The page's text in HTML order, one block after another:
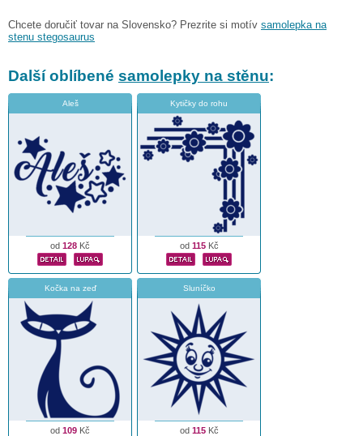
Chcete doručiť tovar na Slovensko? Prezrite si motív samolepka na
stenu stegosaurus
Další oblíbené samolepky na stěnu:
Aleš
od 128 Kč
Kytičky do rohu
od 115Kč
Kočka na zeď
od 109 Kč
Sluníčko
od 115Kč